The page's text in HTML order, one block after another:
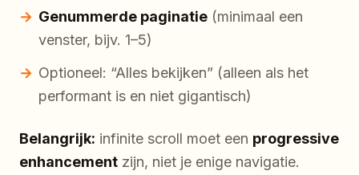
Genummerde paginatie (minimaal een
venster, bijv. 1–5)
Optioneel: “Alles bekijken” (alleen als het
performant is en niet gigantisch)
Belangrijk: infinite scroll moet een progressive
enhancement zijn, niet je enige navigatie.